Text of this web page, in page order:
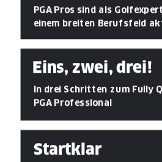
PGA Pros sind als
einem breiten Berufsfeld
Eins, zwei, drei!
In drei Schritten zum Fully
PGA Professional
Startklar